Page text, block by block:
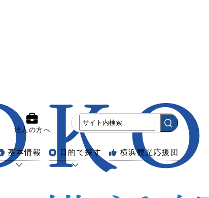
法人の方へ
基本情報 目的で探す 横浜観光応援団